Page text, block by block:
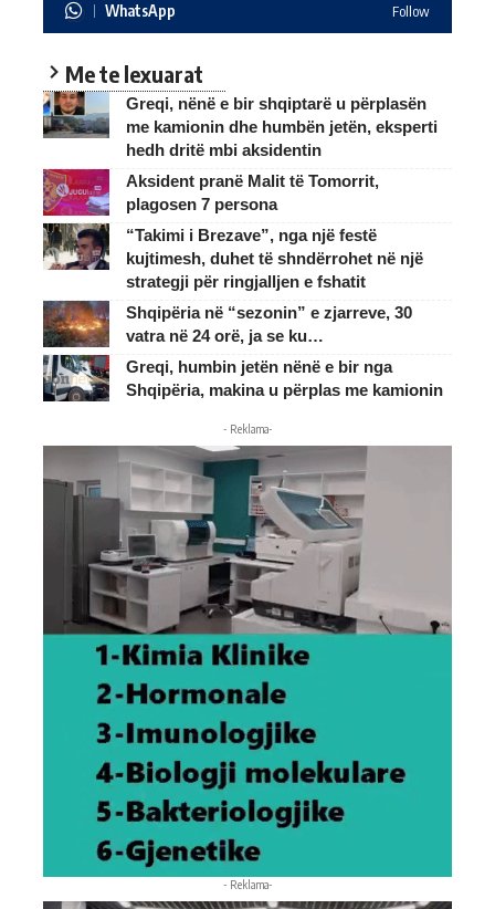
WhatsApp Follow
Me te lexuarat
Greqi, nënë e bir shqiptarë u përplasën
me kamionin dhe humbën jetën, eksperti
hedh dritë mbi aksidentin
Aksident pranë Malit të Tomorrit,
plagosen 7 persona
“Takimi i Brezave”, nga një festë
kujtimesh, duhet të shndërrohet në një
strategji për ringjalljen e fshatit
Shqipëria në “sezonin” e zjarreve, 30
vatra në 24 orë, ja se ku…
Greqi, humbin jetën nënë e bir nga
Shqipëria, makina u përplas me kamionin
- Reklama-
- Reklama-